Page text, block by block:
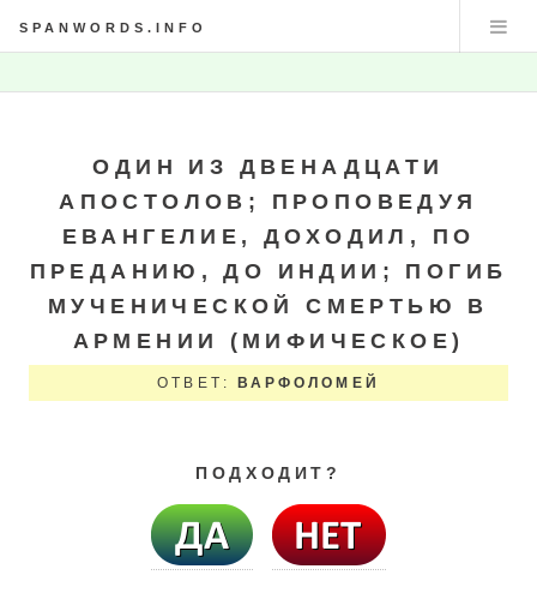
SPANWORDS.INFO
ОДИН ИЗ ДВЕНАДЦАТИ
АПОСТОЛОВ; ПРОПОВЕДУЯ
ЕВАНГЕЛИЕ, ДОХОДИЛ, ПО
ПРЕДАНИЮ, ДО ИНДИИ; ПОГИБ
МУЧЕНИЧЕСКОЙ СМЕРТЬЮ В
АРМЕНИИ (МИФИЧЕСКОЕ)
ОТВЕТ: ВАРФОЛОМЕЙ
ПОДХОДИТ?